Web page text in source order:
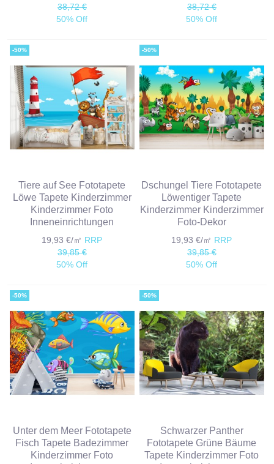
38,72 €
50% Off
38,72 €
50% Off
-50%
Tiere auf See Fototapete
Löwe Tapete Kinderzimmer
Kinderzimmer Foto
Inneneinrichtungen
19,93 €/㎡ RRP
39,85 €
50% Off
-50%
Dschungel Tiere Fototapete
Löwentiger Tapete
Kinderzimmer Kinderzimmer
Foto-Dekor
19,93 €/㎡ RRP
39,85 €
50% Off
-50%
Unter dem Meer Fototapete
Fisch Tapete Badezimmer
Kinderzimmer Foto
-50%
Schwarzer Panther
Fototapete Grüne Bäume
Tapete Kinderzimmer Foto